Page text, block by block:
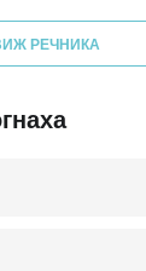
РЕЧНИКА